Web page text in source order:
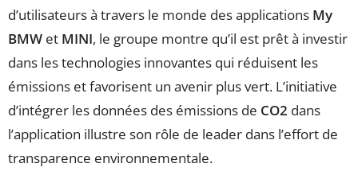
d’utilisateurs à travers le monde des applications My
BMW et MINI, le groupe montre qu’il est prêt à investir
dans les technologies innovantes qui réduisent les
émissions et favorisent un avenir plus vert. L’initiative
d’intégrer les données des émissions de CO2 dans
l’application illustre son rôle de leader dans l’effort de
transparence environnementale.